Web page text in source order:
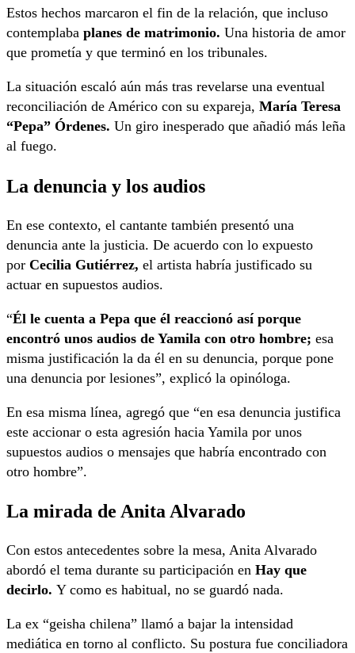
Estos hechos marcaron el fin de la relación, que incluso
contemplaba planes de matrimonio. Una historia de amor
que prometía y que terminó en los tribunales.
La situación escaló aún más tras revelarse una eventual
reconciliación de Américo con su expareja, María Teresa
“Pepa” Órdenes. Un giro inesperado que añadió más leña
al fuego.
La denuncia y los audios
En ese contexto, el cantante también presentó una
denuncia ante la justicia. De acuerdo con lo expuesto
por Cecilia Gutiérrez, el artista habría justificado su
actuar en supuestos audios.
“Él le cuenta a Pepa que él reaccionó así porque
encontró unos audios de Yamila con otro hombre; esa
misma justificación la da él en su denuncia, porque pone
una denuncia por lesiones”, explicó la opinóloga.
En esa misma línea, agregó que “en esa denuncia justifica
este accionar o esta agresión hacia Yamila por unos
supuestos audios o mensajes que habría encontrado con
otro hombre”.
La mirada de Anita Alvarado
Con estos antecedentes sobre la mesa, Anita Alvarado
abordó el tema durante su participación en Hay que
decirlo. Y como es habitual, no se guardó nada.
La ex “geisha chilena” llamó a bajar la intensidad
mediática en torno al conflicto. Su postura fue conciliadora